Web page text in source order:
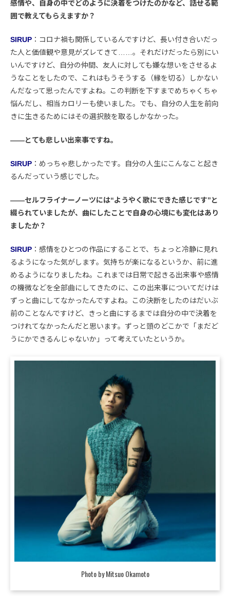
感情や、自身の中でどのように決着をつけたのかなど、話せる範
囲で教えてもらえますか？
SIRUP ：コロナ禍も関係しているんですけど、長い付き合いだっ
た人と価値観や意見がズレてきて……。それだけだったら別にい
いんですけど、自分の仲間、友人に対しても嫌な想いをさせるよ
うなことをしたので、これはもうそうする（縁を切る）しかない
んだなって思ったんですよね。この判断を下すまでめちゃくちゃ
悩んだし、相当カロリーも使いました。でも、自分の人生を前向
きに生きるためにはその選択肢を取るしかなかった。
――とても悲しい出来事ですね。
SIRUP ：めっちゃ悲しかったです。自分の人生にこんなこと起き
るんだっていう感じでした。
――セルフライナーノーツには“ようやく歌にできた感じです”と
綴られていましたが、曲にしたことで自身の心境にも変化はあり
ましたか？
SIRUP ：感情をひとつの作品にすることで、ちょっと冷静に見れ
るようになった気がします。気持ちが楽になるというか、前に進
めるようになりましたね。これまでは日常で起きる出来事や感情
の機微などを全部曲にしてきたのに、この出来事についてだけは
ずっと曲にしてなかったんですよね。この決断をしたのはだいぶ
前のことなんですけど、きっと曲にするまでは自分の中で決着を
つけれてなかったんだと思います。ずっと頭のどこかで「まだど
うにかできるんじゃないか」って考えていたというか。
Photo by Mitsuo Okamoto